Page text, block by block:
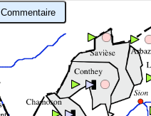
Commentaire